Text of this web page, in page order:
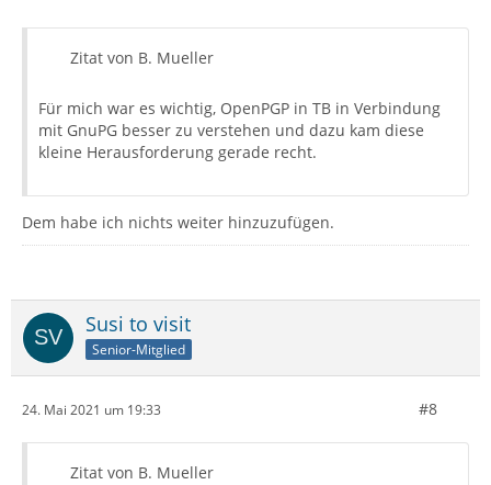
Zitat von B. Mueller
Für mich war es wichtig, OpenPGP in TB in Verbindung
mit GnuPG besser zu verstehen und dazu kam diese
kleine Herausforderung gerade recht.
Dem habe ich nichts weiter hinzuzufügen.
Susi to visit
Senior-Mitglied
24. Mai 2021 um 19:33 #8
Zitat von B. Mueller